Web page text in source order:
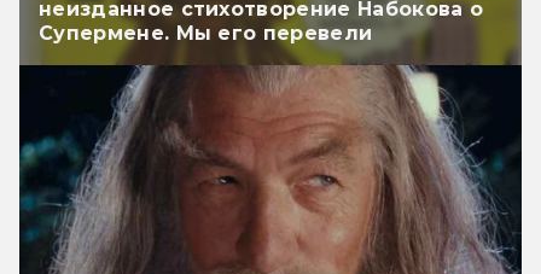
неизданное стихотворение Набокова о
Супермене. Мы его перевели